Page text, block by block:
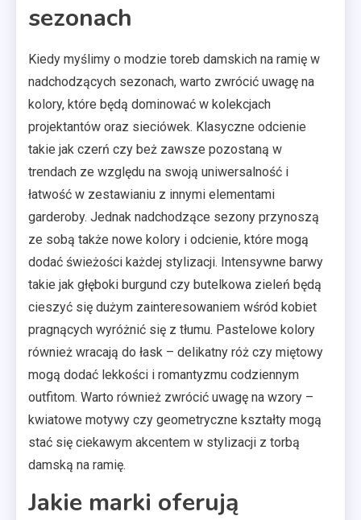
sezonach
Kiedy myślimy o modzie toreb damskich na ramię w
nadchodzących sezonach, warto zwrócić uwagę na
kolory, które będą dominować w kolekcjach
projektantów oraz sieciówek. Klasyczne odcienie
takie jak czerń czy beż zawsze pozostaną w
trendach ze względu na swoją uniwersalność i
łatwość w zestawianiu z innymi elementami
garderoby. Jednak nadchodzące sezony przynoszą
ze sobą także nowe kolory i odcienie, które mogą
dodać świeżości każdej stylizacji. Intensywne barwy
takie jak głęboki burgund czy butelkowa zieleń będą
cieszyć się dużym zainteresowaniem wśród kobiet
pragnących wyróżnić się z tłumu. Pastelowe kolory
również wracają do łask – delikatny róż czy miętowy
mogą dodać lekkości i romantyzmu codziennym
outfitom. Warto również zwrócić uwagę na wzory –
kwiatowe motywy czy geometryczne kształty mogą
stać się ciekawym akcentem w stylizacji z torbą
damską na ramię.
Jakie marki oferują